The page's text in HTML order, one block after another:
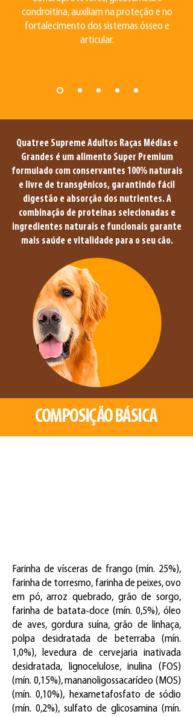
condroitina, auxiliam na proteção e no
fortalecimento dos sistemas ósseo e
articular.
Quatree Supreme Adultos Raças Médias e
Grandes é um alimento Super Premium
formulado com conservantes 100% naturais
e livre de transgênicos, garantindo fácil
digestão e absorção dos nutrientes. A
combinação de proteínas selecionadas e
ingredientes naturais e funcionais garante
mais saúde e vitalidade para o seu cão.
COMPOSIÇÃO BÁSICA
Farinha de vísceras de frango (mín. 25%),
farinha de torresmo, farinha de peixes, ovo
em pó, arroz quebrado, grão de sorgo,
farinha de batata-doce (mín. 0,5%), óleo
de aves, gordura suína, grão de linhaça,
polpa desidratada de beterraba (mín.
1,0%), levedura de cervejaria inativada
desidratada, lignocelulose, inulina (FOS)
(mín. 0,15%), mananoligossacarídeo (MOS)
(mín. 0,10%), hexametafosfato de sódio
(mín. 0,2%), sulfato de glicosamina (mín.